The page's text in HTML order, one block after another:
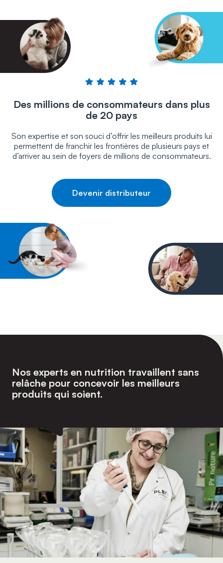
Des millions de consommateurs dans plus
de 20 pays
Son expertise et son souci d’offrir les meilleurs produits lui
permettent de franchir les frontières de plusieurs pays et
d’arriver au sein de foyers de millions de consommateurs.
Devenir distributeur
Nos experts en nutrition travaillent sans
relâche pour concevoir les meilleurs
produits qui soient.